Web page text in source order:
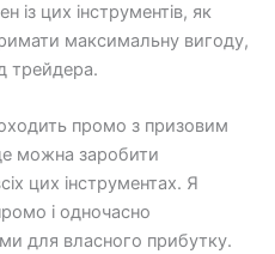
із цих інструментів, як
максимальну вигоду,
трейдера.
промо з призовим
можна заробити
цих інструментах. Я
і одночасно
для власного прибутку.